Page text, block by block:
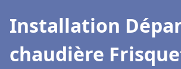
Installation
chaudière